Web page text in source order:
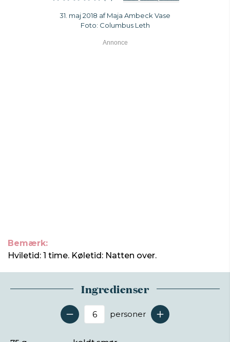
31. maj 2018 af Maja Ambeck Vase
Foto: Columbus Leth
Bemærk:
Hviletid: 1 time. Køletid: Natten over.
Ingredienser
Antal serveringer
personer